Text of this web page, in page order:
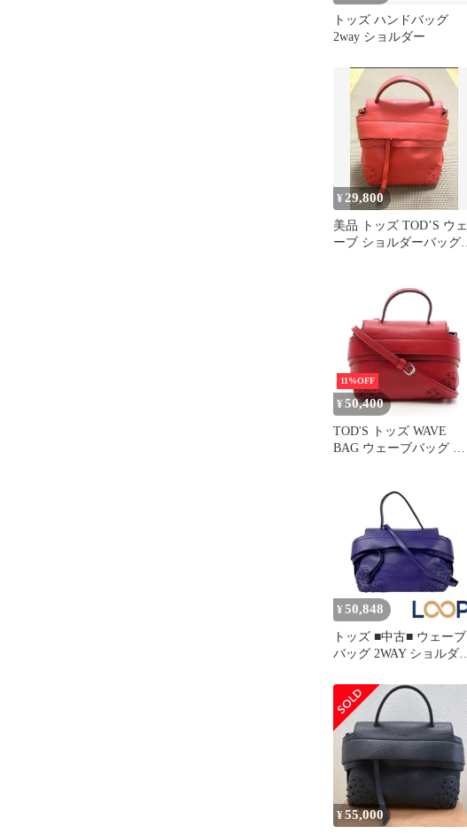
トッズ ハンドバッグ
2way ショルダー
¥ 29,800
美品 トッズ TOD’S ウェ
ーブ ショルダーバッグ
11%OFF
¥ 50,400
TOD'S トッズ WAVE
BAG ウェーブバッグ ミ
¥ 50,848
トッズ ■中古■ ウェーブ
バッグ 2WAY ショルダー
パープル 【709937】11
¥55,000